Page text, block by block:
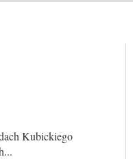
Kubickiego